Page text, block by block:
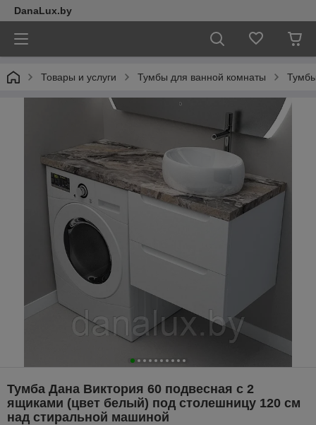
DanaLux.by
Товары и услуги Тумбы для ванной комнаты
Тумба Дана Виктория 60 подвесная с 2
ящиками (цвет белый) под столешницу 120 см
над стиральной машиной